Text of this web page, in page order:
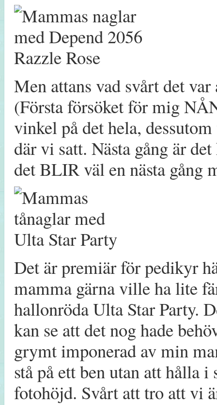
Men attans vad svårt det
(Första försöket för mig
vinkel på det hela,
där vi satt. Nästa gång är
det BLIR väl en nästa gång
Det är premiär för pedikyr
mamma gärna ville ha lite
hallonröda Ulta Star Party.
kan se att det nog hade
grymt imponerad av min
stå på ett ben utan att hålla
fotohöjd. Svårt att tro att vi